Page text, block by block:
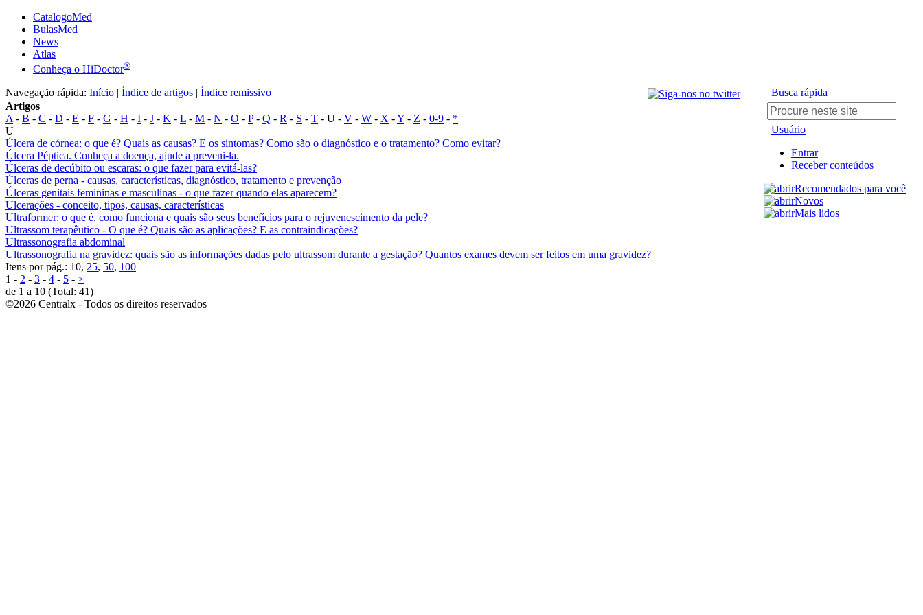
CatalogoMed
BulasMed
News
Atlas
Conheça o HiDoctor®
Navegação rápida: Início | Índice de artigos | Índice remissivo
Artigos
A - B - C - D - E - F - G - H - I - J - K - L - M - N - O - P- Q - R - S - T - U - V - W - X -Y - Z - 0-9 - *
U
Úlcera de córnea: o que é? Quais as causas? E os sintomas? Como são o diagnóstico e o tratamento? Como evitar?
Úlcera Péptica. Conheça a doença, ajude a preveni-la.
Úlceras de decúbito ou escaras: o que fazer para evitá-las?
Úlceras de perna - causas, características, diagnóstico, tratamento e prevenção
Úlceras genitais femininas e masculinas - o que fazer quando elas aparecem?
Ulcerações - conceito, tipos, causas, características
Ultraformer: o que é, como funciona e quais são seus benefícios para o rejuvenescimento da pele?
Ultrassom terapêutico - O que é? Quais são as aplicações? E as contraindicações?
Ultrassonografia abdominal
Ultrassonografia na gravidez: quais são as informações dadas pelo ultrassom durante a gestação? Quantos exames devem ser feitos em uma gravidez?
Itens por pág.: 10, 25, 50, 100
1 - 2 - 3 - 4 - 5 - >
de 1 a 10 (Total: 41)
Busca rápida
Usuário
Entrar
Receber conteúdos
Recomendados para você
Novos
Mais lidos
©2026 Centralx - Todos os direitos reservados